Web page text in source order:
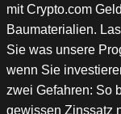
mit Crypto.com
Baumaterialien.
Sie was unsere
wenn Sie
zwei Gefahren: So
gewissen Zinssatz